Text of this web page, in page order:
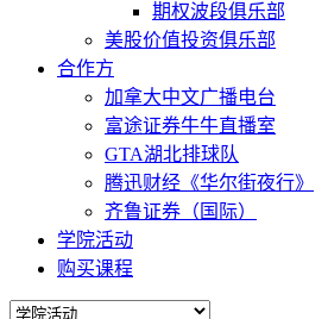
期权波段俱乐部
美股价值投资俱乐部
合作方
加拿大中文广播电台
富途证券牛牛直播室
GTA湖北排球队
腾迅财经《华尔街夜行》
齐鲁证券（国际）
学院活动
购买课程